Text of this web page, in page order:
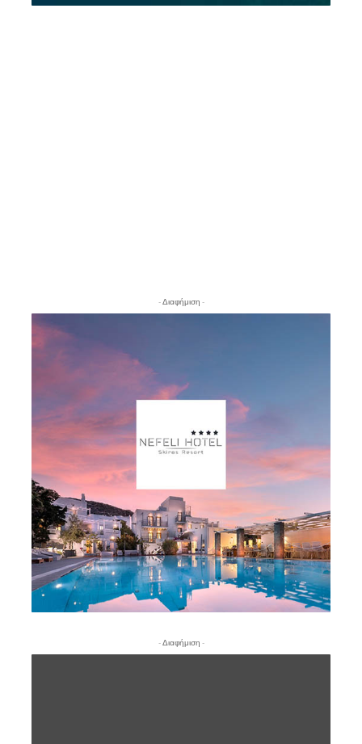
- Διαφήμιση -
- Διαφήμιση -